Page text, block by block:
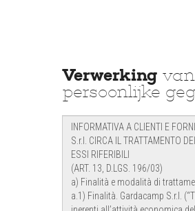
Verwerking van
persoonlijke